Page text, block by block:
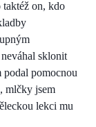
taktéž on, kdo
sklonit
podal pomocnou
mlčky jsem
lekci mu